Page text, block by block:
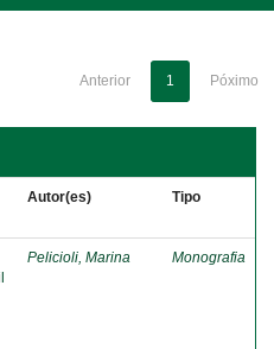
Anterior 1 Póximo
Autor(es) Tipo
Pelicioli, Marina Monografia